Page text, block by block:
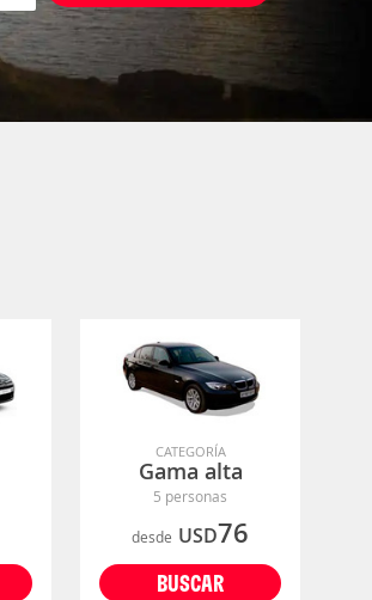
CATEGORÍA
Gama alta
5 personas
desde USD76
BUSCAR